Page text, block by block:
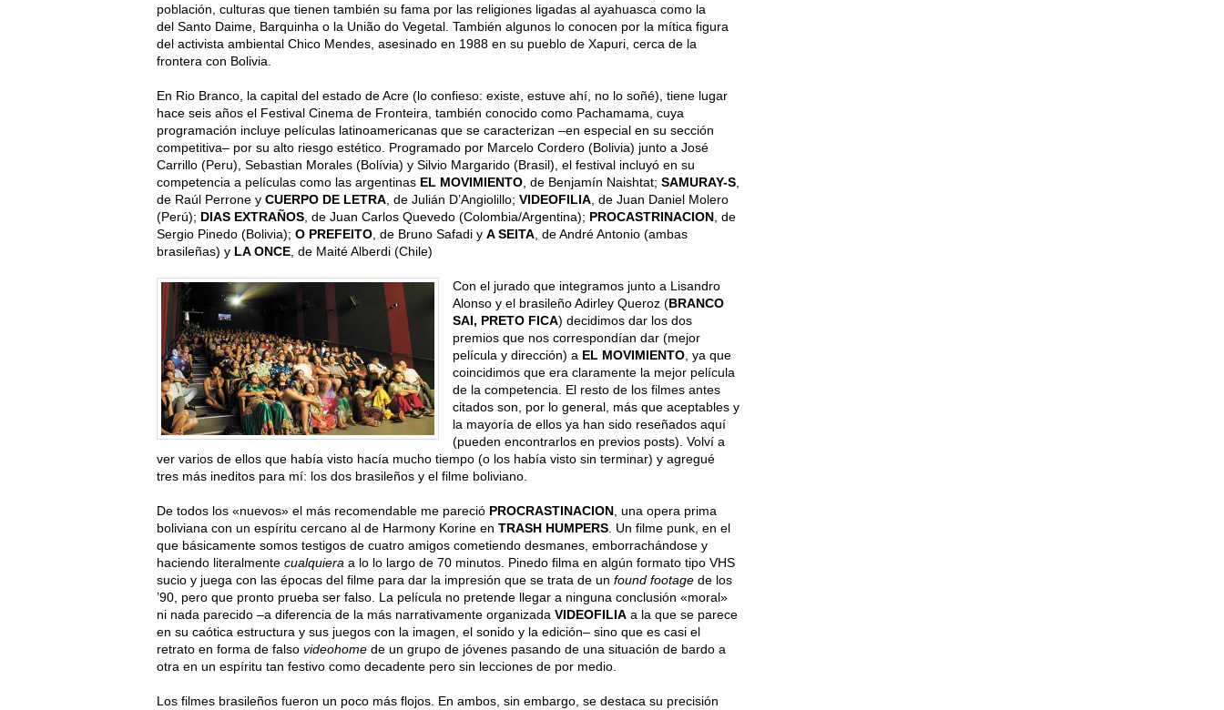
población, culturas que tienen también su fama por las religiones ligadas al ayahuasca como la
del Santo Daime, Barquinha o la União do Vegetal. También algunos lo conocen por la mítica figura
del activista ambiental Chico Mendes, asesinado en 1988 en su pueblo de Xapuri, cerca de la
frontera con Bolivia.
En Rio Branco, la capital del estado de Acre (lo confieso: existe, estuve ahí, no lo soñé), tiene lugar
hace seis años el Festival Cinema de Fronteira, también conocido como Pachamama, cuya
programación incluye películas latinoamericanas que se caracterizan –en especial en su sección
competitiva– por su alto riesgo estético. Programado por Marcelo Cordero (Bolivia) junto a José
Carrillo (Peru), Sebastian Morales (Bolívia) y Silvio Margarido (Brasil), el festival incluyó en su
competencia a películas como las argentinas EL MOVIMIENTO , de Benjamín Naishtat; SAMURAY-S
de Raúl Perrone y CUERPO DE LETRA , de Julián D’Angiolillo; VIDEOFILIA , de Juan Daniel Molero
(Perú); DIAS EXTRAÑOS , de Juan Carlos Quevedo (Colombia/Argentina); PROCASTRINACION , de
Sergio Pinedo (Bolivia); O PREFEITO , de Bruno Safadi y A SEITA , de André Antonio (ambas
brasileñas) y LA ONCE , de Maité Alberdi (Chile)
Con el jurado que integramos junto a Lisandro
Alonso y el brasileño Adirley Queroz (BRANCO
SAI, PRETO FICA) decidimos dar los dos
premios que nos correspondían dar (mejor
película y dirección) a EL MOVIMIENTO , ya que
coincidimos que era claramente la mejor película
de la competencia. El resto de los filmes antes
citados son, por lo general, más que aceptables y
la mayoría de ellos ya han sido reseñados aquí
(pueden encontrarlos en previos posts). Volví a
ver varios de ellos que había visto hacía mucho tiempo (o los había visto sin terminar) y agregué
tres más ineditos para mí: los dos brasileños y el filme boliviano.
De todos los «nuevos» el más recomendable me pareció PROCRASTINACION , una opera prima
boliviana con un espíritu cercano al de Harmony Korine en TRASH HUMPERS . Un filme punk, en el
que básicamente somos testigos de cuatro amigos cometiendo desmanes, emborrachándose y
haciendo literalmente cualquiera a lo lo largo de 70 minutos. Pinedo filma en algún formato tipo VHS
sucio y juega con las épocas del filme para dar la impresión que se trata de un found footage de los
’90, pero que pronto prueba ser falso. La película no pretende llegar a ninguna conclusión «moral»
ni nada parecido –a diferencia de la más narrativamente organizada VIDEOFILIA a la que se parece
en su caótica estructura y sus juegos con la imagen, el sonido y la edición– sino que es casi el
retrato en forma de falso videohome de un grupo de jóvenes pasando de una situación de bardo a
otra en un espíritu tan festivo como decadente pero sin lecciones de por medio.
Los filmes brasileños fueron un poco más flojos. En ambos, sin embargo, se destaca su precisión